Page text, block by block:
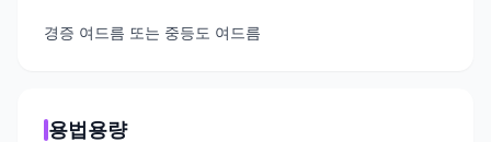
경증 여드름 또는 중등도 여드름
용법용량